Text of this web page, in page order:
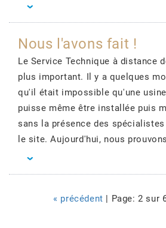
Nous l'avons fait !
Le Service Technique à distance
plus important. Il y a quelques
qu'il était impossible qu'une
puisse même être installée puis
sans la présence des spécialistes
le site. Aujourd'hui, nous
« précédent | Page: 2 sur